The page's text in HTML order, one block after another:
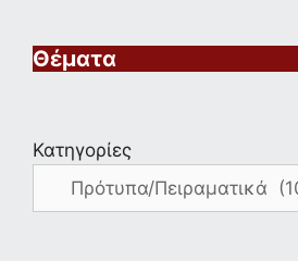
Θέματα
Κατηγορίες